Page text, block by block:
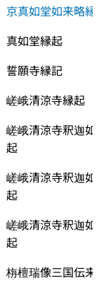
京真如堂如来略縁
真如堂縁起
誓願寺縁記
嵯峨清涼寺縁起
嵯峨清涼寺釈迦如
起
嵯峨清涼寺釈迦如
起
嵯峨清涼寺釈迦如
起
栴檀瑞像三国伝来